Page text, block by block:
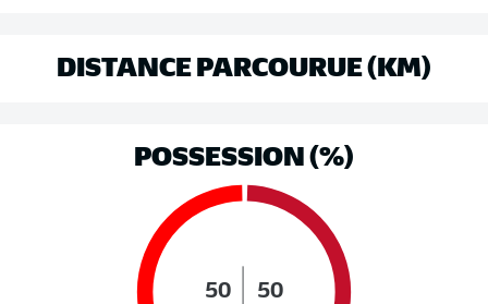
DISTANCE PARCOURUE (KM)
POSSESSION (%)
50 50